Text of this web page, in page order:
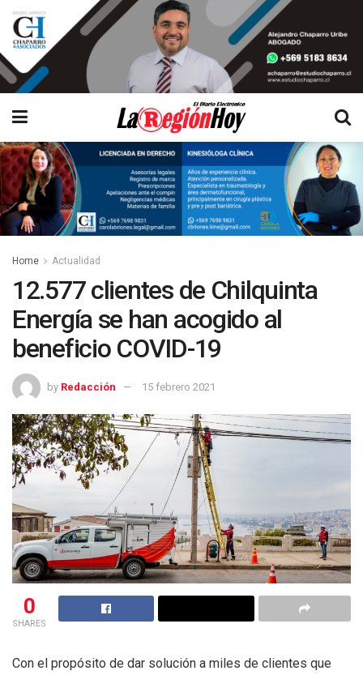
Home Actualidad
12.577 clientes de Chilquinta
Energía se han acogido al
beneficio COVID-19
by Redacción 15 febrero 2021
0
SHARES
Con el propósito de dar solución a miles de clientes que